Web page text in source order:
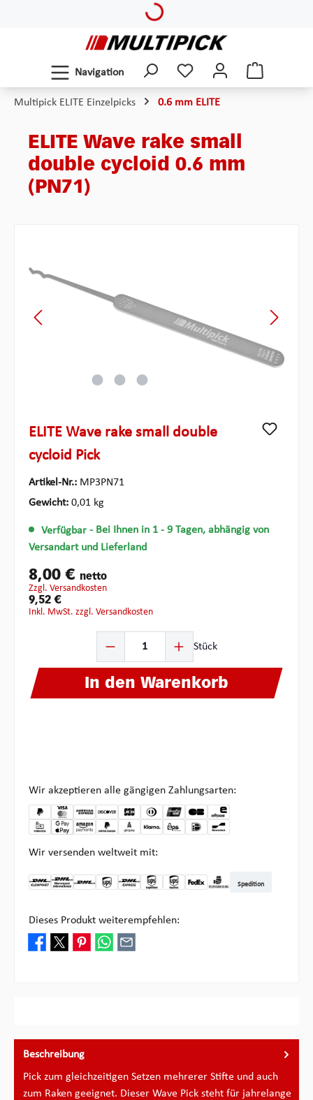
Loading...
Navigation
Multipick ELITE Einzelpicks 0.6 mm ELITE
ELITE Wave rake small
double cycloid 0.6 mm
(PN71)
ELITE Wave rake small double
cycloid Pick
Artikel-Nr.: MP3PN71
Gewicht: 0,01 kg
Verfügbar - Bei Ihnen in 1 - 9 Tagen, abhängig von
Versandart und Lieferland
8,00 € netto
zzgl. Versandkosten
9,52 €
inkl. MwSt. zzgl. Versandkosten
Stück
In den Warenkorb
Wir akzeptieren alle gängigen Zahlungsarten:
Wir versenden weltweit mit:
Spedition
Dieses Produkt weiterempfehlen:
Beschreibung
Pick zum gleichzeitigen Setzen mehrerer Stifte und auch
zum Raken geeignet. Dieser Wave Pick steht für jahrelange